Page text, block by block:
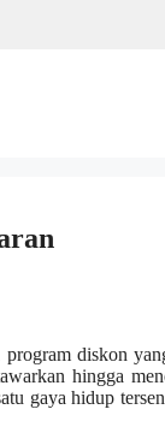
diskon
hingga
gaya hidup